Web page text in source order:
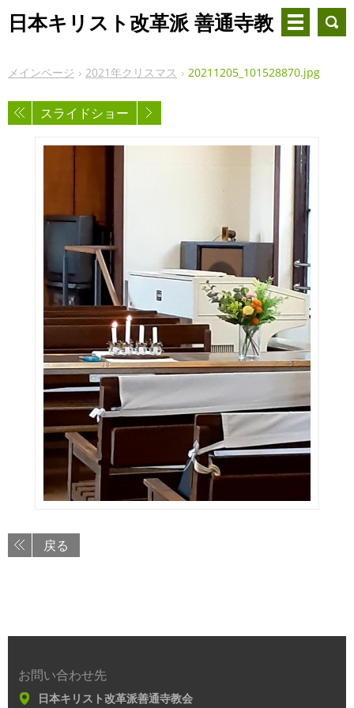
日本キリスト改革派 善通寺教
メインページ 2021年クリスマス 20211205_101528870.jpg
スライドショー
戻る
お問い合わせ先
日本キリスト改革派善通寺教会